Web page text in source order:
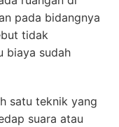
pada bidangnya
tidak
biaya sudah
satu teknik yang
suara atau